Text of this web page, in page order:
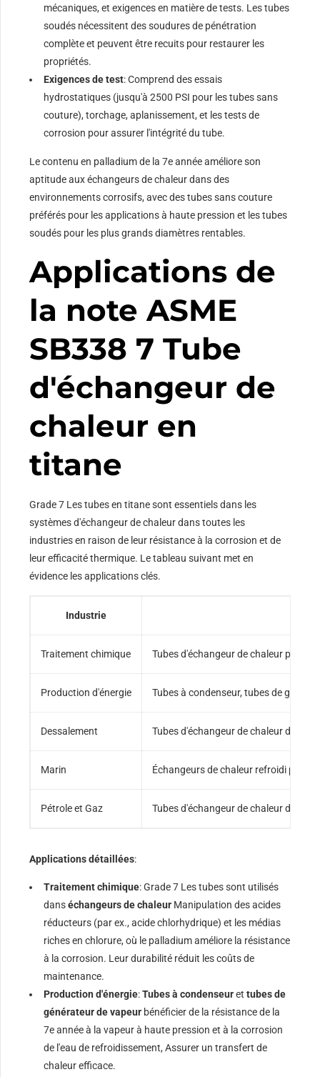
mécaniques, et exigences en matière de tests. Les tubes
soudés nécessitent des soudures de pénétration
complète et peuvent être recuits pour restaurer les
propriétés.
Exigences de test: Comprend des essais
hydrostatiques (jusqu'à 2500 PSI pour les tubes sans
couture), torchage, aplanissement, et les tests de
corrosion pour assurer l'intégrité du tube.
Le contenu en palladium de la 7e année améliore son
aptitude aux échangeurs de chaleur dans des
environnements corrosifs, avec des tubes sans couture
préférés pour les applications à haute pression et les tubes
soudés pour les plus grands diamètres rentables.
Applications de
la note ASME
SB338 7 Tube
d'échangeur de
chaleur en
titane
Grade 7 Les tubes en titane sont essentiels dans les
systèmes d'échangeur de chaleur dans toutes les
industries en raison de leur résistance à la corrosion et de
leur efficacité thermique. Le tableau suivant met en
évidence les applications clés.
Industrie
Traitement chimique Tubes d'échangeur de chaleur pour
Production d'énergie Tubes à condenseur, tubes de
Dessalement Tubes d'échangeur de chaleur d'eau
Marin Échangeurs de chaleur refroidi par
Pétrole et Gaz Tubes d'échangeur de chaleur dans
Applications détaillées:
Traitement chimique: Grade 7 Les tubes sont utilisés
danséchangeurs de chaleur Manipulation des acides
réducteurs (par ex., acide chlorhydrique) et les médias
riches en chlorure, où le palladium améliore la résistance
à la corrosion. Leur durabilité réduit les coûts de
maintenance.
Production d'énergie:Tubes à condenseurettubes de
générateur de vapeur bénéficier de la résistance de la
7e année à la vapeur à haute pression et à la corrosion
de l'eau de refroidissement, Assurer un transfert de
chaleur efficace.